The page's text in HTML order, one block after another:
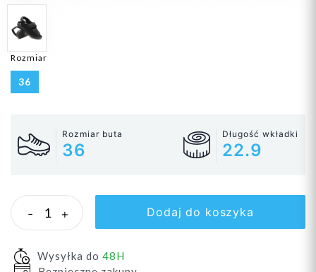
Rozmiar
36
Rozmiar buta
36
Długość wkładki
22.9
- + Dodaj do koszyka
Wysyłka do 48H